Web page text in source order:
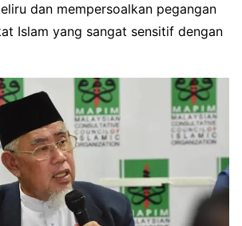
dan mempersoalkan pegangan
Islam yang sangat sensitif dengan